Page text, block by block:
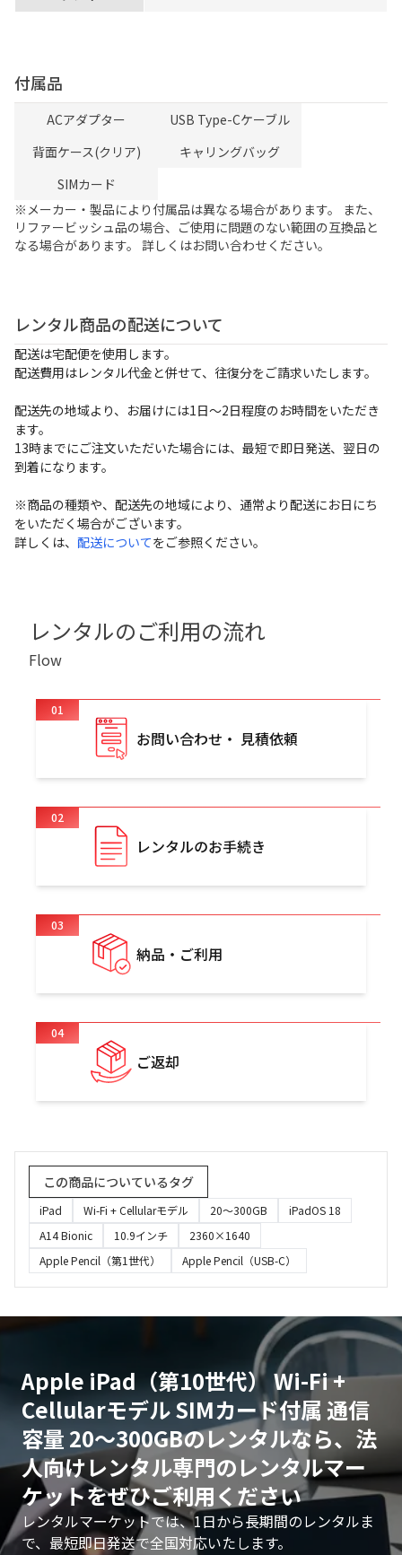
付属品
ACアダプター
USB Type-Cケーブル
背面ケース(クリア)
キャリングバッグ
SIMカード
※メーカー・製品により付属品は異なる場合があります。 また、
リファービッシュ品の場合、ご使用に問題のない範囲の互換品と
なる場合があります。 詳しくはお問い合わせください。
レンタル商品の配送について
配送は宅配便を使用します。
配送費用はレンタル代金と併せて、往復分をご請求いたします。
配送先の地域より、お届けには1日～2日程度のお時間をいただき
ます。
13時までにご注文いただいた場合には、最短で即日発送、翌日の
到着になります。
※商品の種類や、配送先の地域により、通常より配送にお日にち
をいただく場合がございます。
詳しくは、 配送についてをご参照ください。
レンタルのご利用の流れ
Flow
01
お問い合わせ・ 見積依頼
02
レンタルのお手続き
03
納品・ご利用
04
ご返却
この商品についているタグ
iPad Wi-Fi + Cellularモデル 20〜300GB
iPadOS 18
A14 Bionic
10.9インチ
2360×1640
Apple Pencil（第1世代）
Apple Pencil（USB-C）
Apple iPad（第10世代） Wi-Fi +
Cellularモデル SIMカード付属 通信
容量 20〜300GBのレンタルなら、法
人向けレンタル専門のレンタルマー
ケットをぜひご利用ください
レンタルマーケットでは、1日から長期間のレンタルま
で、最短即日発送で全国対応いたします。